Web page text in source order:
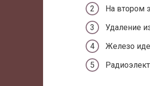
На втором
Удаление
Железо